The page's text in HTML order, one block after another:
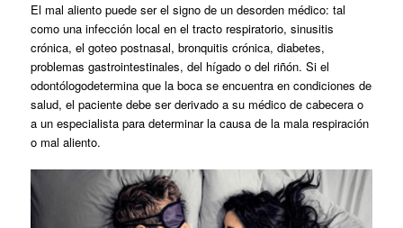
El mal aliento puede ser el signo de un desorden médico: tal
como una infección local en el tracto respiratorio, sinusitis
crónica, el goteo postnasal, bronquitis crónica, diabetes,
problemas gastrointestinales, del hígado o del riñón. Si el
odontólogodetermina que la boca se encuentra en condiciones de
salud, el paciente debe ser derivado a su médico de cabecera o
a un especialista para determinar la causa de la mala respiración
o mal aliento.